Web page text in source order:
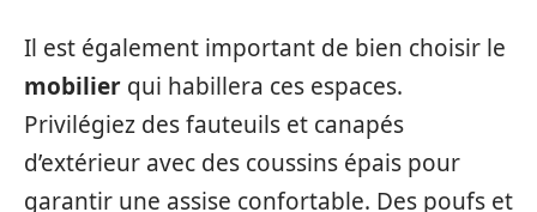
Il est également important de bien choisir le
mobilier qui habillera ces espaces.
Privilégiez des fauteuils et canapés
d’extérieur avec des coussins épais pour
garantir une assise confortable. Des poufs et